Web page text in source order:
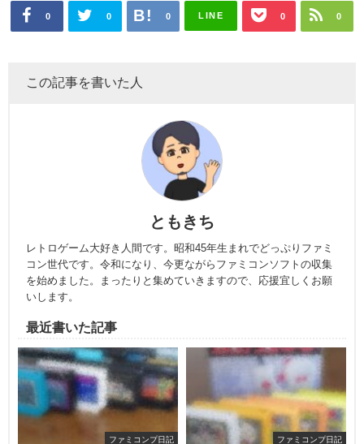
0 0 0 LINE 0 0
この記事を書いた人
ともきち
レトロゲーム大好き人間です。昭和45年生まれでどっぷりファミ
コン世代です。令和になり、今更ながらファミコンソフトの収集
を始めました。まったりと集めていきますので、応援宜しくお願
いします。
最近書いた記事
ファミコンプ日記 ファミコンプ日記